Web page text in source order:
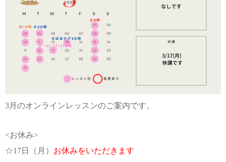
3月のオンラインレッスンのご案内です。
<お休み>
☆17日（月） お休みをいただきます